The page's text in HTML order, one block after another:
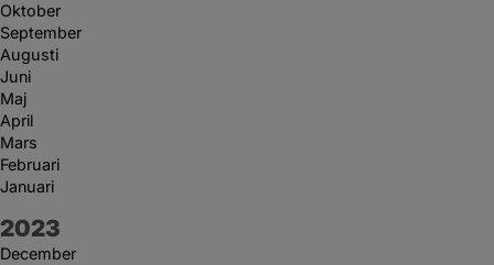
Oktober
September
Augusti
Juni
Maj
April
Mars
Februari
Januari
År:
2023
December